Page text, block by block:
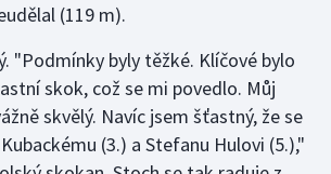
(119 m).
"Podmínky byly těžké. Klíčové bylo
skok, což se mi povedlo. Můj
skvělý. Navíc jsem šťastný, že se
(3.) a Stefanu Hulovi (5.),"